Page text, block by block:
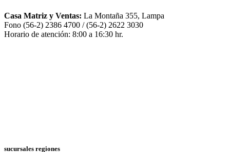
Casa Matriz y Ventas: La Montaña 355, Lampa
Fono (56-2) 2386 4700 / (56-2) 2622 3030
Horario de atención: 8:00 a 16:30 hr.
sucursales regiones